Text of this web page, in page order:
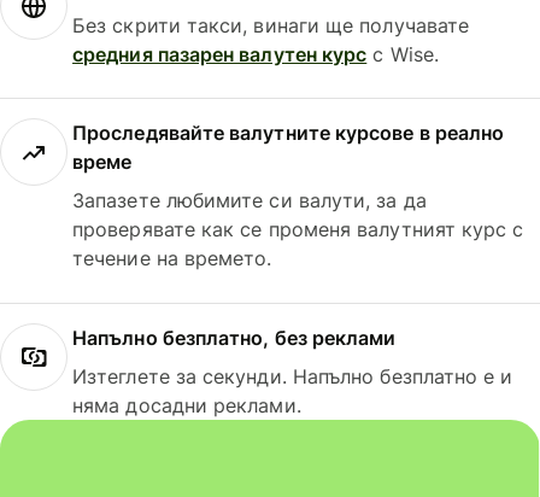
Без скрити такси, винаги ще получавате
средния пазарен валутен курс с Wise.
Проследявайте валутните курсове в реално
време
Запазете любимите си валути, за да
проверявате как се променя валутният курс с
течение на времето.
Напълно безплатно, без реклами
Изтеглете за секунди. Напълно безплатно е и
няма досадни реклами.